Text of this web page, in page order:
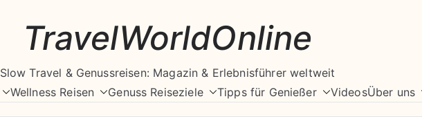
TravelWorldOnline
Slow Travel & Genussreisen: Magazin & Erlebnisführer weltweit
Wellness Reisen Genuss Reiseziele Tipps für Genießer VideosÜber uns